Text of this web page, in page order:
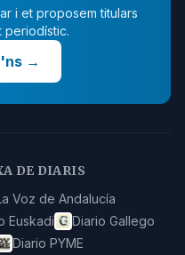
i et proposem titulars
periodístic.
→
DE DIARIS
Voz de Andalucía
Euskadi
Diario Gallego
Diario PYME